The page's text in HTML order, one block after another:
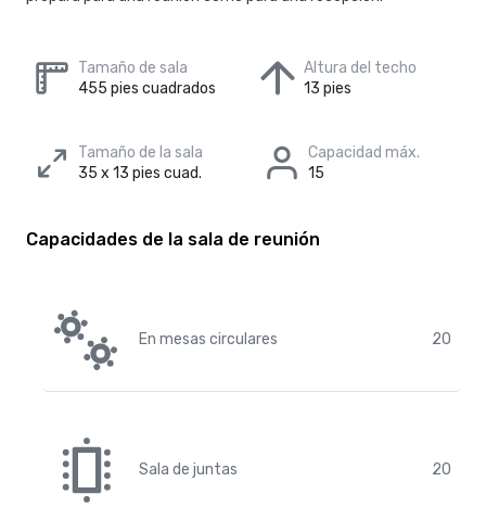
Tamaño de sala
455 pies cuadrados
Altura del techo
13 pies
Tamaño de la sala
35 x 13 pies cuad.
Capacidad máx.
15
Capacidades de la sala de reunión
En mesas circulares 20
Sala de juntas 20